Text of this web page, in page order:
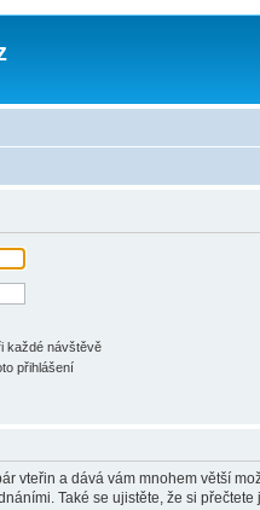
každé návštěvě
přihlášení
vteřin a dává vám mnohem větší
Také se ujistěte, že si